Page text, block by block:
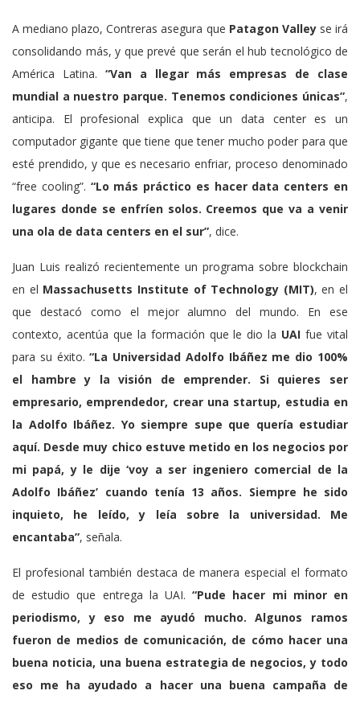
A mediano plazo, Contreras asegura que Patagon Valleyse irá
consolidando más, y que prevé que serán el hub tecnológico de
América Latina. “Van a llegar más empresas de clase
mundial a nuestro parque. Tenemos condiciones únicas”,
anticipa. El profesional explica que un data center es un
computador gigante que tiene que tener mucho poder para que
esté prendido, y que es necesario enfriar, proceso denominado
“free cooling”. “Lo más práctico es hacer data centers en
lugares donde se enfríen solos. Creemos que va a venir
una ola de data centers en el sur”, dice.
Juan Luis realizó recientemente un programa sobre blockchain
en el Massachusetts Institute of Technology (MIT), en el
que destacó como el mejor alumno del mundo. En ese
contexto, acentúa que la formación que le dio la UAIfue vital
para su éxito.“La Universidad Adolfo Ibáñez me dio 100%
el hambre y la visión de emprender. Si quieres ser
empresario, emprendedor, crear una startup, estudia en
la Adolfo Ibáñez. Yo siempre supe que quería estudiar
aquí. Desde muy chico estuve metido en los negocios por
mi papá, y le dije ‘voy a ser ingeniero comercial de la
Adolfo Ibáñez’ cuando tenía 13 años. Siempre he sido
inquieto, he leído, y leía sobre la universidad. Me
encantaba”, señala.
El profesional también destaca de manera especial el formato
de estudio que entrega la UAI.“Pude hacer mi minor en
periodismo, y eso me ayudó mucho. Algunos ramos
fueron de medios de comunicación, de cómo hacer una
buena noticia, una buena estrategia de negocios, y todo
eso me ha ayudado a hacer una buena campaña de